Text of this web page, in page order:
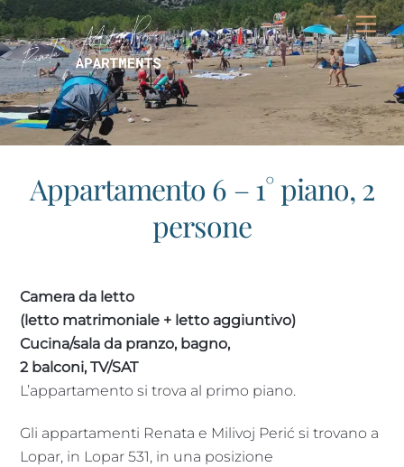
Skip
to
content
Appartamento 6 – 1° piano, 2
persone
Camera da letto
(letto matrimoniale + letto aggiuntivo)
Cucina/sala da pranzo, bagno,
2 balconi, TV/SAT
L’appartamento si trova al primo piano.
Gli appartamenti Renata e Milivoj Perić si trovano a
Lopar, in Lopar 531, in una posizione